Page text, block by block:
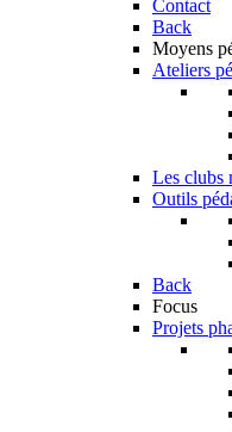
Contact
Back
Moyens
Ateliers
Les clubs
Outils
Back
Focus
Projets